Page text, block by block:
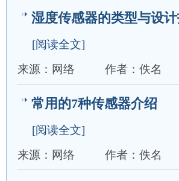
湿度传感器的类型与设
[阅读全文]
来源：网络
作者：佚名
常用的7种传感器介绍
[阅读全文]
来源：网络
作者：佚名